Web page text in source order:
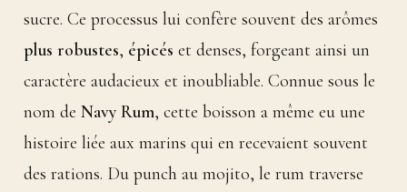
sucre. Ce processus lui confère souvent des arômes
plus robustes, épicés et denses, forgeant ainsi un
caractère audacieux et inoubliable. Connue sous le
nom de Navy Rum, cette boisson a même eu une
histoire liée aux marins qui en recevaient souvent
des rations. Du punch au mojito, le rum traverse